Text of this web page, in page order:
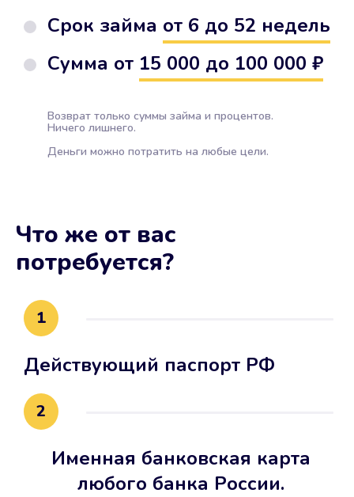
Срок займа от 6 до 52 недель
Сумма от 15 000 до 100 000 ₽
Возврат только суммы займа и процентов.
Ничего лишнего.
Деньги можно потратить на любые цели.
Что же от вас
потребуется?
1
Действующий паспорт РФ
2
Именная банковская карта
любого банка России.